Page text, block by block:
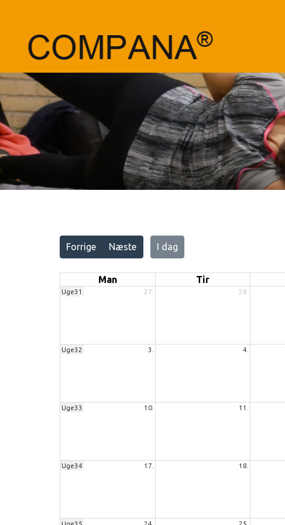
Forrige Næste I dag
Man Tir
Uge31 27. 28.
Uge32 3. 4.
Uge33 10. 11.
Uge34 17. 18.
Uge35 24. 25.